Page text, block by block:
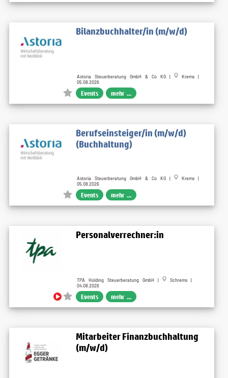
Bilanzbuchhalter/in (m/w/d)
Astoria Steuerberatung GmbH & Co KG |
Krems |
05.08.2026
Events mehr ...
Berufseinsteiger/in (m/w/d)
(Buchhaltung)
Astoria Steuerberatung GmbH & Co KG |
Krems |
05.08.2026
Events mehr ...
Personalverrechner:in
TPA Holding Steuerberatung GmbH |
Schrems |
04.08.2026
Events mehr ...
Mitarbeiter Finanzbuchhaltung
(m/w/d)